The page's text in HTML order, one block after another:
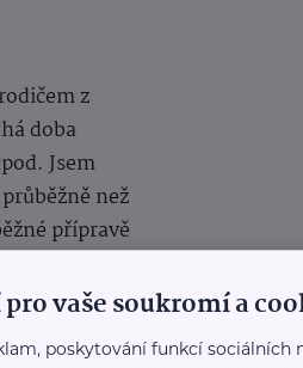
z
doba
Jsem
než
přípravě
je-li s
velmi
vaše soukromí a
poskytování funkcí sociálních